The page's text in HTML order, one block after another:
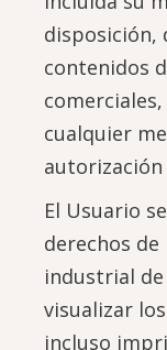
disposición,
contenidos
cualquier
autorización
El Usuario
derechos
industrial de
visualizar
incluso